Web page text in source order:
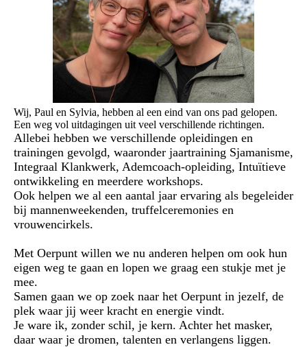
Wij, Paul en Sylvia, hebben al een eind van ons pad gelopen.
Een weg vol uitdagingen uit veel verschillende richtingen.
Allebei hebben we verschillende opleidingen en
trainingen gevolgd, waaronder jaartraining Sjamanisme,
Integraal Klankwerk, Ademcoach-opleiding, Intuïtieve
ontwikkeling en meerdere workshops.
Ook helpen we al een aantal jaar ervaring als begeleider
bij mannenweekenden, truffelceremonies en
vrouwencirkels.
Met Oerpunt willen we nu anderen helpen om ook hun
eigen weg te gaan en lopen we graag een stukje met je
mee.
Samen gaan we op zoek naar het Oerpunt in jezelf, de
plek waar jij weer kracht en energie vindt.
Je ware ik, zonder schil, je kern. Achter het masker,
daar waar je dromen, talenten en verlangens liggen.